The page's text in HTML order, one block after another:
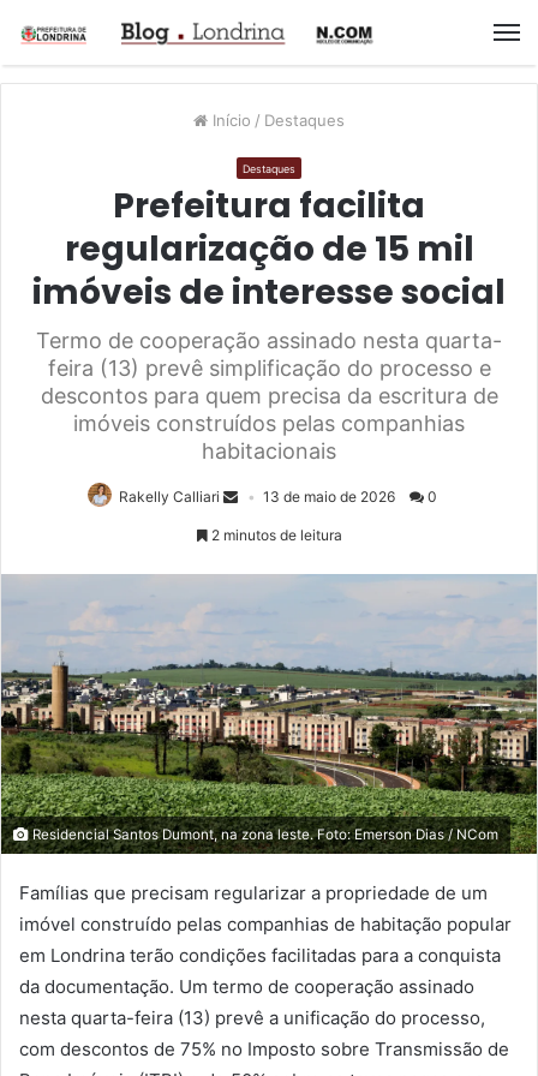
Início / Destaques
Destaques
Prefeitura facilita
regularização de 15 mil
imóveis de interesse social
Termo de cooperação assinado nesta quarta-
feira (13) prevê simplificação do processo e
descontos para quem precisa da escritura de
imóveis construídos pelas companhias
habitacionais
Rakelly Calliari 13 de maio de 2026 0
2 minutos de leitura
Residencial Santos Dumont, na zona leste. Foto: Emerson Dias / NCom
Famílias que precisam regularizar a propriedade de um
imóvel construído pelas companhias de habitação popular
em Londrina terão condições facilitadas para a conquista
da documentação. Um termo de cooperação assinado
nesta quarta-feira (13) prevê a unificação do processo,
com descontos de 75% no Imposto sobre Transmissão de